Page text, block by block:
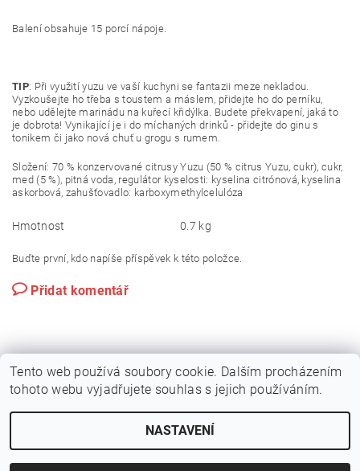
Balení obsahuje 15 porcí nápoje.
TIP: Při využití yuzu ve vaší kuchyni se fantazii meze nekladou.
Vyzkoušejte ho třeba s toustem a máslem, přidejte ho do perníku,
nebo udělejte marinádu na kuřecí křidýlka. Budete překvapení, jaká to
je dobrota! Vynikající je i do míchaných drinků - přidejte do ginu s
tonikem či jako nová chuť u grogu s rumem.
Složení: 70 % konzervované citrusy Yuzu (50 % citrus Yuzu, cukr), cukr,
med (5 %), pitná voda, regulátor kyselosti: kyselina citrónová, kyselina
askorbová, zahušťovadlo: karboxymethylcelulóza
Hmotnost 0.7 kg
Buďte první, kdo napíše příspěvek k této položce.
Přidat komentář
2026 © Kvalitní suroviny na sushi - sushiraj.cz, všechna práva vyhrazena
Tento web používá soubory cookie. Dalším procházením
tohoto webu vyjadřujete souhlas s jejich používáním.
NASTAVENÍ